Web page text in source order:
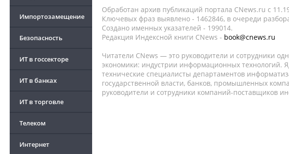
Импортозамещение
Безопасность
ИТ в госсекторе
ИТ в банках
ИТ в торговле
Телеком
Интернет
Обработан архив публикаций портала CNews.ru c
Ключевых фраз выявлено - 1462846, в очереди
Создано именных указателей - 199014.
Редакция Индексной книги CNews - book@cnews.ru
Читатели CNews — это руководители и сотрудники
экономики: индустрии информационных технологий.
технические специалисты департаментов
государственной власти, банков, промышленных
руководители и сотрудники компаний-поставщиков